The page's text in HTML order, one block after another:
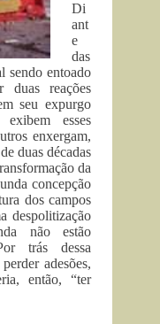
Di
ant
e
das
sendo entoado
reações
seu expurgo
esses
enxergam,
duas décadas
da
concepção
dos campos
despolitização
não estão
trás dessa
adesões,
então, “ter